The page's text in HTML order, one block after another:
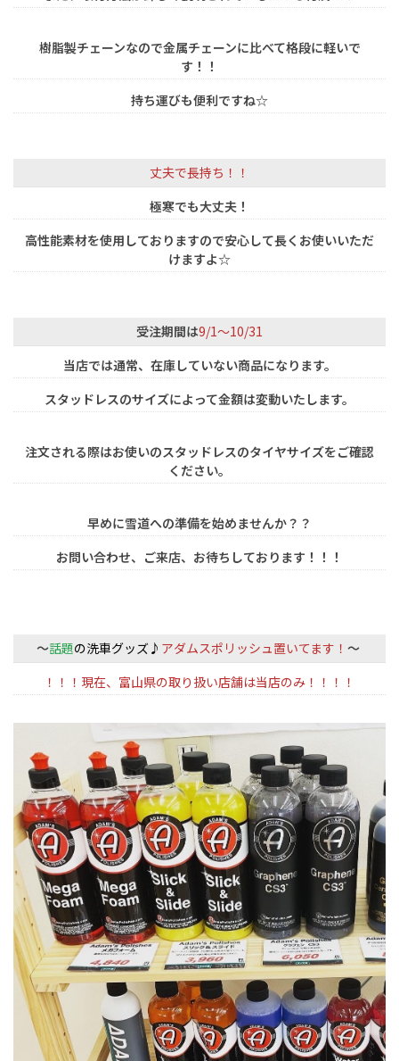
樹脂製チェーンなので金属チェーンに比べて格段に軽いで
す！！
持ち運びも便利ですね☆
丈夫で長持ち！！
極寒でも大丈夫！
高性能素材を使用しておりますので安心して長くお使いいただ
けますよ☆
受注期間は9/1～10/31
当店では通常、在庫していない商品になります。
スタッドレスのサイズによって金額は変動いたします。
注文される際はお使いのスタッドレスのタイヤサイズをご確認
ください。
早めに雪道への準備を始めませんか？？
お問い合わせ、ご来店、お待ちしております！！！
～話題の洗車グッズ♪ アダムスポリッシュ置いてます！ ～
！！！現在、富山県の取り扱い店舗は当店のみ！！！！